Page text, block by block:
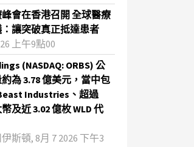
會在香港召開 全球醫療
讓突破真正抵達患者
上午9點00
(NASDAQ: ORBS) 公
為 3.78 億美元，當中包
Industries、超過
及近 3.02 億枚 WLD 代
斯頓, 8月 7 2026 下午3